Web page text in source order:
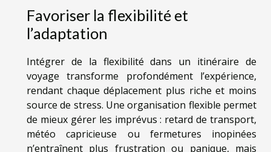
Favoriser la flexibilité et
l’adaptation
Intégrer de la flexibilité dans un itinéraire de
voyage transforme profondément l’expérience,
rendant chaque déplacement plus riche et moins
source de stress. Une organisation flexible permet
de mieux gérer les imprévus : retard de transport,
météo capricieuse ou fermetures inopinées
n’entraînent plus frustration ou panique, mais